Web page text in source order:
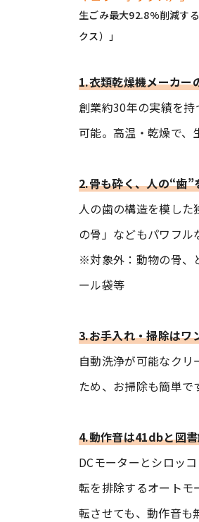
生ごみ最大92.8%削減す
クス）」
1.衣類乾燥機メーカー
創業約30年の実績を
可能。高温・乾燥で、
2.骨も砕く、人の“歯”
人の歯の構造を模し
の骨」などもパワフル
※対象外：動物の骨、
ール袋等
3.お手入れ・掃除は
自動洗浄が可能なク
ため、お掃除も簡単で
4.動作音は41dbと図
DCモーターとシロッ
転を排除するオートモ
転させても、動作音も